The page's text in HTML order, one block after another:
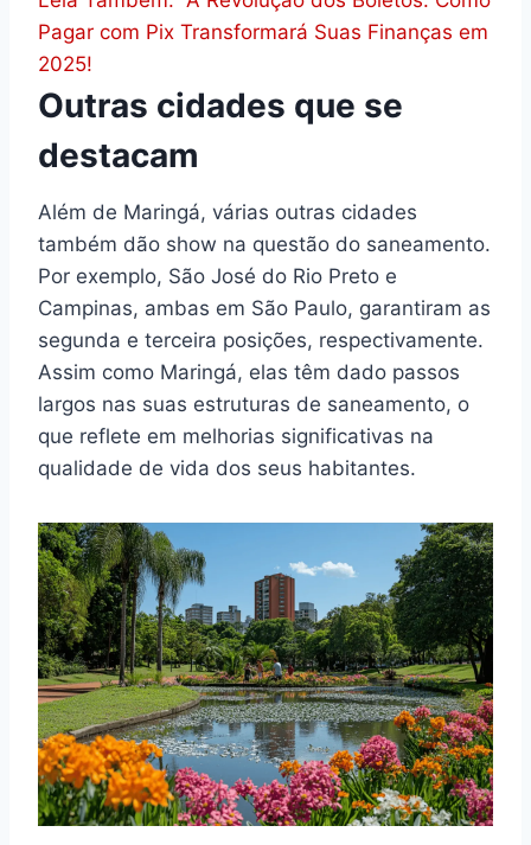
Pagar com Pix Transformará Suas Finanças em
2025!
Outras cidades que se
destacam
Além de Maringá, várias outras cidades
também dão show na questão do saneamento.
Por exemplo, São José do Rio Preto e
Campinas, ambas em São Paulo, garantiram as
segunda e terceira posições, respectivamente.
Assim como Maringá, elas têm dado passos
largos nas suas estruturas de saneamento, o
que reflete em melhorias significativas na
qualidade de vida dos seus habitantes.